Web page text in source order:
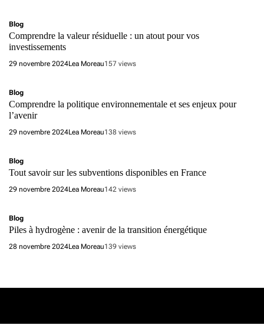
Blog
Comprendre la valeur résiduelle : un atout pour vos
investissements
29 novembre 2024Lea Moreau157 views
Blog
Comprendre la politique environnementale et ses enjeux pour
l’avenir
29 novembre 2024Lea Moreau138 views
Blog
Tout savoir sur les subventions disponibles en France
29 novembre 2024Lea Moreau142 views
Blog
Piles à hydrogène : avenir de la transition énergétique
28 novembre 2024Lea Moreau139 views